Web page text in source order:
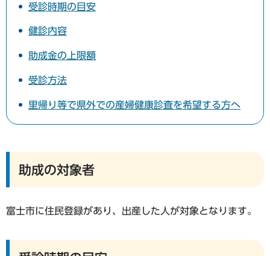
受診時期の目安
健診内容
助成金の上限額
受診方法
里帰り等で県外での産婦健康診査を希望する方へ
助成の対象者
富士市に住民登録があり、出産した人が対象となります。